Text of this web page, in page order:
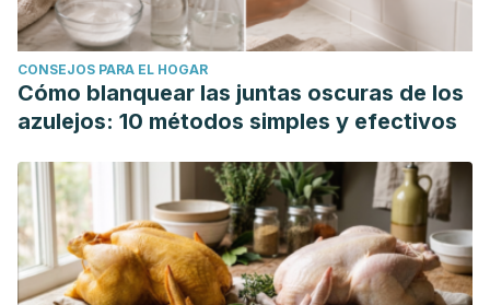
CONSEJOS PARA EL HOGAR
Cómo blanquear las juntas oscuras de los
azulejos: 10 métodos simples y efectivos